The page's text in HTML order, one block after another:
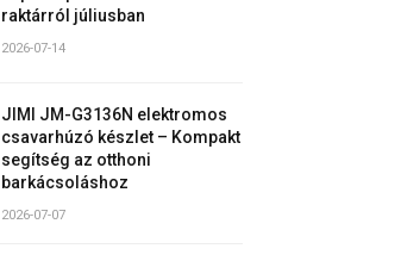
raktárról júliusban
2026-07-14
JIMI JM-G3136N elektromos
csavarhúzó készlet – Kompakt
segítség az otthoni
barkácsoláshoz
2026-07-07